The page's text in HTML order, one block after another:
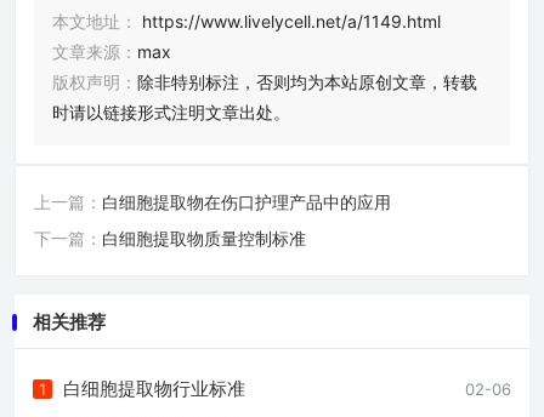
本文地址：
https://www.livelycell.net/a/1149.html
文章来源： max
版权声明： 除非特别标注，否则均为本站原创文章，转载
时请以链接形式注明文章出处。
上一篇： 白细胞提取物在伤口护理产品中的应用
下一篇： 白细胞提取物质量控制标准
相关推荐
02-06
1 白细胞提取物行业标准